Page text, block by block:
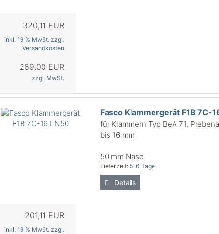
320,11 EUR
inkl. 19 % MwSt. zzgl.
Versandkosten
269,00 EUR
zzgl. MwSt.
Fasco Klammergerät F1B 7C-
für Klammern Typ BeA 71,
bis 16 mm
50 mm Nase
Lieferzeit: 5-6 Tage
Details
201,11 EUR
inkl. 19 % MwSt. zzgl.